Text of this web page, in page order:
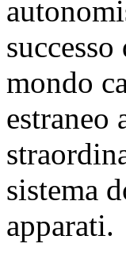
mondo
estraneo
sistema
apparati.